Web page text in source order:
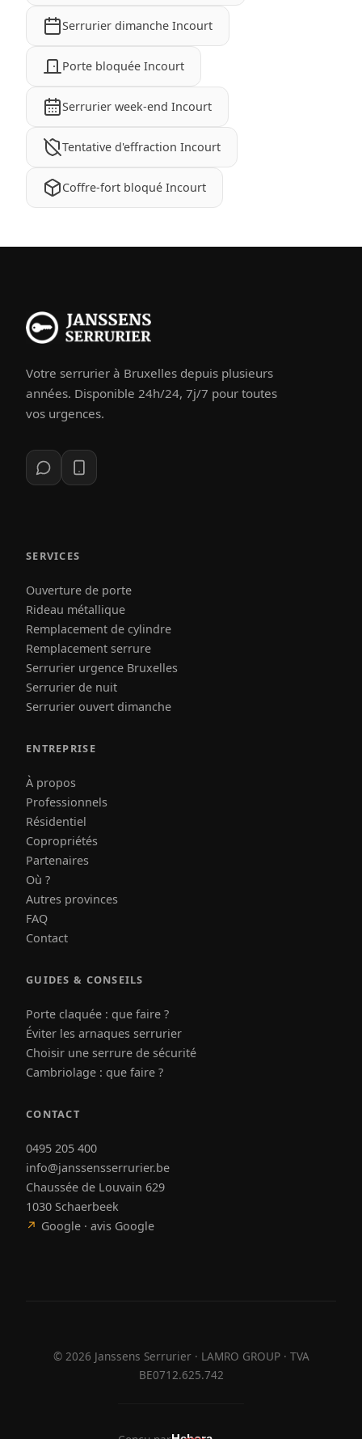
Serrurier dimanche Incourt
Porte bloquée Incourt
Serrurier week-end Incourt
Tentative d'effraction Incourt
Coffre-fort bloqué Incourt
Votre serrurier à Bruxelles depuis plusieurs
années. Disponible 24h/24, 7j/7 pour toutes
vos urgences.
SERVICES
Ouverture de porte
Rideau métallique
Remplacement de cylindre
Remplacement serrure
Serrurier urgence Bruxelles
Serrurier de nuit
Serrurier ouvert dimanche
ENTREPRISE
À propos
Professionnels
Résidentiel
Copropriétés
Partenaires
Où ?
Autres provinces
FAQ
Contact
GUIDES & CONSEILS
Porte claquée : que faire ?
Éviter les arnaques serrurier
Choisir une serrure de sécurité
Cambriolage : que faire ?
CONTACT
0495 205 400
info@janssensserrurier.be
Chaussée de Louvain 629
1030 Schaerbeek
↗ Google · avis Google
© 2026 Janssens Serrurier · LAMRO GROUP · TVA
BE0712.625.742